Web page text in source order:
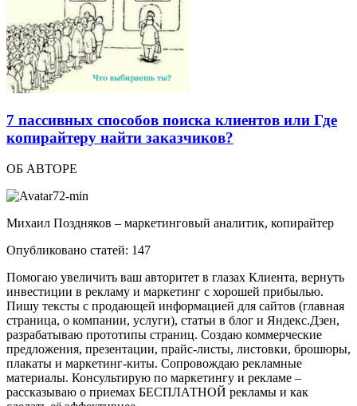
7 пассивных способов поиска клиентов или Где
копирайтеру найти заказчиков?
ОБ АВТОРЕ
Михаил Поздняков – маркетинговый аналитик, копирайтер
Опубликовано статей: 147
Помогаю увеличить ваш авторитет в глазах Клиента, вернуть
инвестиции в рекламу и маркетинг с хорошей прибылью.
Пишу тексты с продающей информацией для сайтов (главная
страница, о компании, услуги), статьи в блог и Яндекс.Дзен,
разрабатываю прототипы страниц. Создаю коммерческие
предложения, презентации, прайс-листы, листовки, брошюры,
плакаты и маркетинг-киты. Сопровождаю рекламные
материалы. Консультирую по маркетингу и рекламе –
рассказываю о приемах БЕСПЛАТНОЙ рекламы и как